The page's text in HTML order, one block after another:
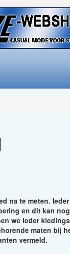
na te meten.
en dit kan
we ieder
maten bij
vermeld.